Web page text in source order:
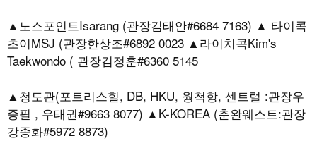
▲노스포인트Isarang (관장김태안#6684 7163) ▲ 타이콕
초이MSJ (관장한상조#6892 0023 ▲라이치콕Kim's
Taekwondo ( 관장김정훈#6360 5145
▲청도관(포트리스힐, DB, HKU, 웡척항, 센트럴 :관장우
종필 , 우태권#9663 8077) ▲K-KOREA (춘완웨스트:관장
강종화#5972 8873)